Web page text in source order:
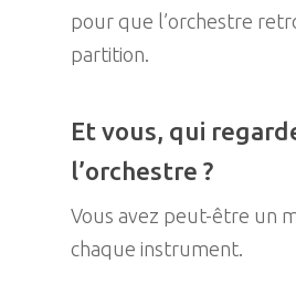
pour que l’orchestre
partition.
Et vous, qui
l’orchestre ?
Vous avez peut-être un
chaque instrument.